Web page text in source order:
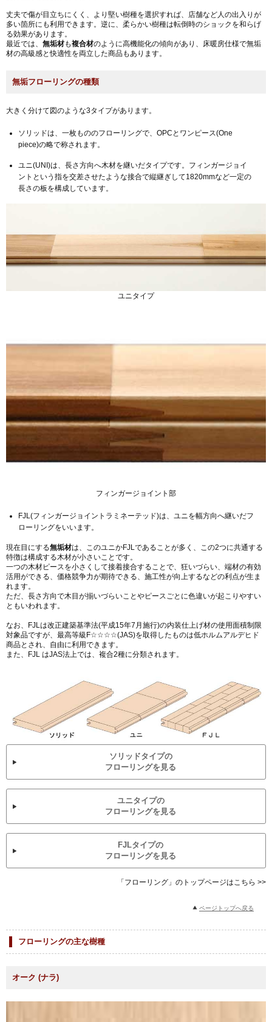
丈夫で傷が目立ちにくく、より堅い樹種を選択すれば、店舗など人の出入りが
多い箇所にも利用できます。逆に、柔らかい樹種は転倒時のショックを和らげ
る効果があります。
最近では、 無垢材も複合材のように高機能化の傾向があり、床暖房仕様で無垢
材の高級感と快適性を両立した商品もあります。
無垢フローリングの種類
大きく分けて図のような3タイプがあります。
ソリッドは、一枚もののフローリングで、OPCとワンピース(One
piece)の略で称されます。
ユニ(UNI)は、長さ方向へ木材を継いだタイプです。フィンガージョイ
ントという指を交差させたような接合で縦継ぎして1820mmなど一定の
長さの板を構成しています。
ユニタイプ
フィンガージョイント部
FJL(フィンガージョイントラミネーテッド)は、ユニを幅方向へ継いだフ
ローリングをいいます。
現在目にする無垢材は、このユニかFJLであることが多く、この2つに共通する
特徴は構成する木材が小さいことです。
一つの木材ピースを小さくして接着接合することで、狂いづらい、端材の有効
活用ができる、価格競争力が期待できる、施工性が向上するなどの利点が生ま
れます。
ただ、長さ方向で木目が揃いづらいことやピースごとに色違いが起こりやすい
ともいわれます。
なお、FJLは改正建築基準法(平成15年7月施行)の内装仕上げ材の使用面積制限
対象品ですが、最高等級F☆☆☆☆(JAS)を取得したものは低ホルムアルデヒド
商品とされ、自由に利用できます。
また、FJL はJAS法上では、複合2種に分類されます。
ソリッドタイプの
フローリングを見る
ユニタイプの
フローリングを見る
FJLタイプの
フローリングを見る
「フローリング」のトップページはこちら >>
ページトップへ戻る
フローリングの主な樹種
オーク (ナラ)